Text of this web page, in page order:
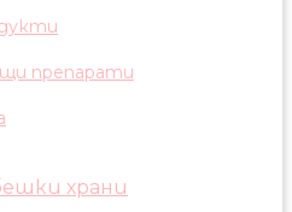
препарати
храни